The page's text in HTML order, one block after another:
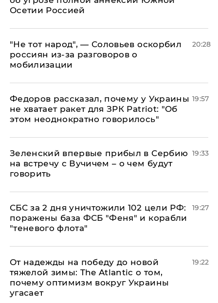
Осетии Россией
​"Не тот народ", — Соловьев оскорбил
россиян из-за разговоров о
мобилизации
20:28
Федоров рассказал, почему у Украины
не хватает ракет для ЗРК Patriot: "Об
этом неоднократно говорилось"
19:57
Зеленский впервые прибыл в Сербию
на встречу с Вучичем – о чем будут
говорить
19:33
СБС за 2 дня уничтожили 102 цели РФ:
поражены база ФСБ "Феня" и корабли
"теневого флота"
19:27
От надежды на победу до новой
тяжелой зимы: The Atlantic о том,
почему оптимизм вокруг Украины
угасает
19:22